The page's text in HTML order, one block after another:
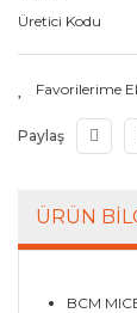
Üretici Kodu
Paylaş
ÜRÜN
BCM